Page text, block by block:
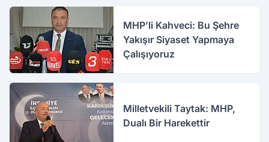
MHP’li Kahveci: Bu Şehre
Yakışır Siyaset Yapmaya
Çalışıyoruz
Milletvekili Taytak: MHP,
Dualı Bir Harekettir